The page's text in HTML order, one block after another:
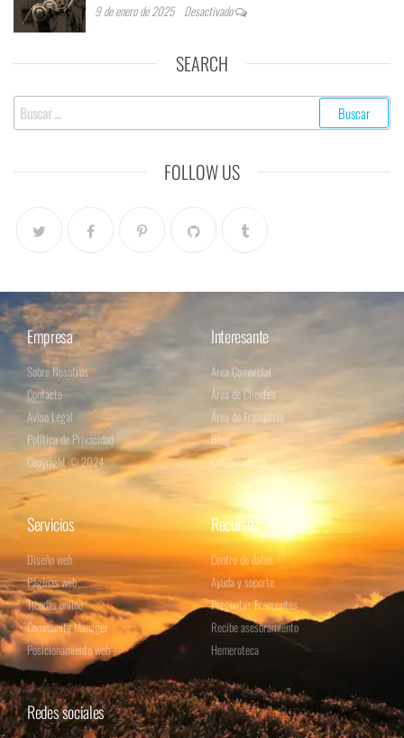
9 de enero de 2025 Desactivado
SEARCH
FOLLOW US
Empresa
Sobre Nosotros
Contacto
Aviso Legal
Política de Privacidad
Copyright © 2024
Interesante
Área Comercial
Área de Clientes
Área de Franquicia
Blog
Colaboradores
Servicios
Diseño web
Páginas web
Tiendas online
Community Manager
Posicionamiento web
Recursos
Centro de datos
Ayuda y soporte
Preguntas Frecuentes
Recibe asesoramiento
Hemeroteca
Redes sociales